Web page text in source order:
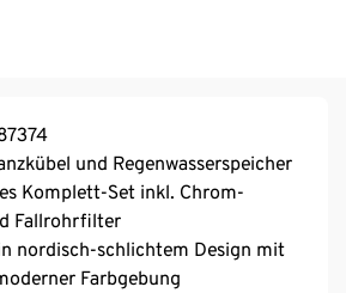
und Regenwasserspeicher
Komplett-Set inkl. Chrom-
Fallrohrfilter
nordisch-schlichtem Design mit
Farbgebung